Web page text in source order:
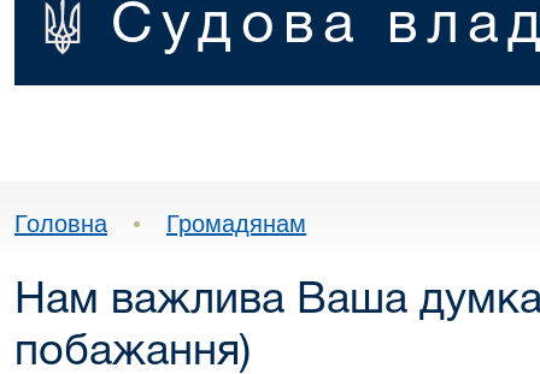
Судова
Головна • Громадянам
Нам важлива Ваша думка
побажання)